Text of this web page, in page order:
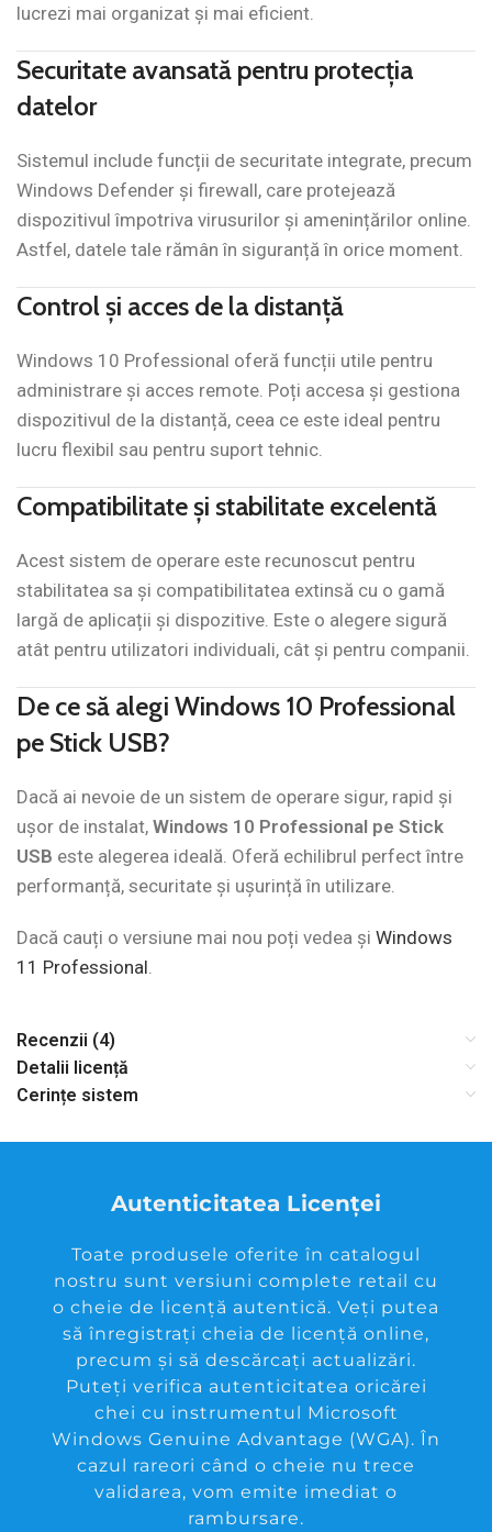
lucrezi mai organizat și mai eficient.
Securitate avansată pentru protecția
datelor
Sistemul include funcții de securitate integrate, precum
Windows Defender și firewall, care protejează
dispozitivul împotriva virusurilor și amenințărilor online.
Astfel, datele tale rămân în siguranță în orice moment.
Control și acces de la distanță
Windows 10 Professional oferă funcții utile pentru
administrare și acces remote. Poți accesa și gestiona
dispozitivul de la distanță, ceea ce este ideal pentru
lucru flexibil sau pentru suport tehnic.
Compatibilitate și stabilitate excelentă
Acest sistem de operare este recunoscut pentru
stabilitatea sa și compatibilitatea extinsă cu o gamă
largă de aplicații și dispozitive. Este o alegere sigură
atât pentru utilizatori individuali, cât și pentru companii.
De ce să alegi Windows 10 Professional
pe Stick USB?
Dacă ai nevoie de un sistem de operare sigur, rapid și
ușor de instalat, Windows 10 Professional pe Stick
USB este alegerea ideală. Oferă echilibrul perfect între
performanță, securitate și ușurință în utilizare.
Dacă cauți o versiune mai nou poți vedea și Windows
11 Professional
Recenzii (4)
Detalii licență
Cerințe sistem
Autenticitatea Licenței
Toate produsele oferite în catalogul
nostru sunt versiuni complete retail cu
o cheie de licență autentică. Veți putea
să înregistrați cheia de licență online,
precum și să descărcați actualizări.
Puteți verifica autenticitatea oricărei
chei cu instrumentul Microsoft
Windows Genuine Advantage (WGA). În
cazul rareori când o cheie nu trece
validarea, vom emite imediat o
rambursare.